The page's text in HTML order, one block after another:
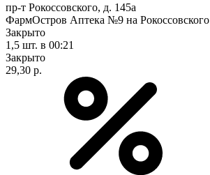
пр-т Рокоссовского, д. 145а
ФармОстров Аптека №9 на Рокоссовского
Закрыто
1,5 шт. в 00:21
Закрыто
29,30 р.